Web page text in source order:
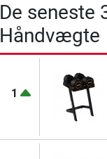
De seneste
Håndvægte
1